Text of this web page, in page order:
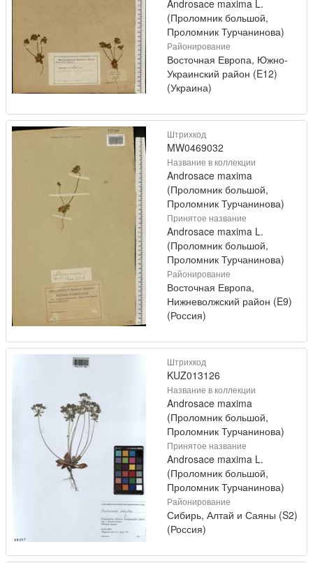
Androsace maxima L.
(Проломник большой,
Проломник Турчанинова)
Районирование
Восточная Европа, Южно-
Украинский район (E12)
(Украина)
Штрихкод
MW0469032
Название в коллекции
Androsace maxima
(Проломник большой,
Проломник Турчанинова)
Принятое название
Androsace maxima L.
(Проломник большой,
Проломник Турчанинова)
Районирование
Восточная Европа,
Нижневолжский район (E9)
(Россия)
Штрихкод
KUZ013126
Название в коллекции
Androsace maxima
(Проломник большой,
Проломник Турчанинова)
Принятое название
Androsace maxima L.
(Проломник большой,
Проломник Турчанинова)
Районирование
Сибирь, Алтай и Саяны (S2)
(Россия)